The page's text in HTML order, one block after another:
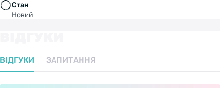
Стан
Новий
ВІДГУКИ ЗАПИТАННЯ